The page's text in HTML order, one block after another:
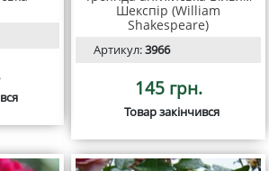
Шекспір (William
Shakespeare)
Артикул:3966
145 грн.
Товар закінчився